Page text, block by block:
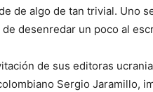
de algo de tan trivial. Uno
desenredar un poco al
de sus editoras
Sergio Jaramillo,